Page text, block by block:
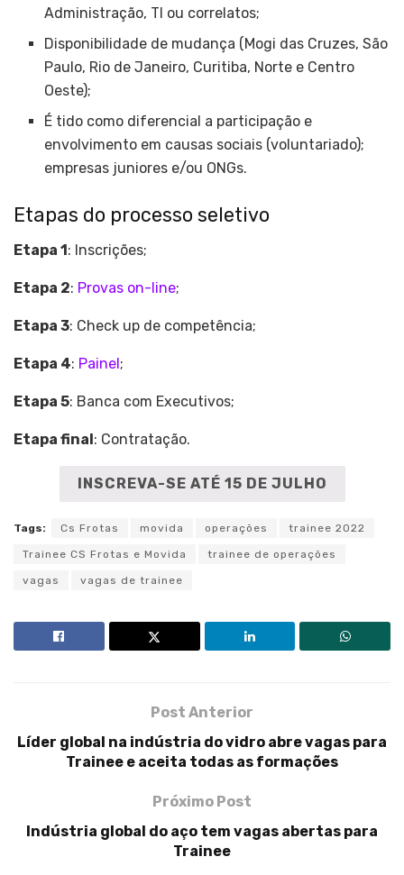
Administração, TI ou correlatos;
Disponibilidade de mudança (Mogi das Cruzes, São
Paulo, Rio de Janeiro, Curitiba, Norte e Centro
Oeste);
É tido como diferencial a participação e
envolvimento em causas sociais (voluntariado);
empresas juniores e/ou ONGs.
Etapas do processo seletivo
Etapa 1: Inscrições;
Etapa 2: Provas on-line;
Etapa 3: Check up de competência;
Etapa 4: Painel;
Etapa 5: Banca com Executivos;
Etapa final: Contratação.
INSCREVA-SE ATÉ 15 DE JULHO
Tags: Cs Frotas movida operações trainee 2022
Trainee CS Frotas e Movida trainee de operações
vagas vagas de trainee
Post Anterior
Líder global na indústria do vidro abre vagas para
Trainee e aceita todas as formações
Próximo Post
Indústria global do aço tem vagas abertas para
Trainee